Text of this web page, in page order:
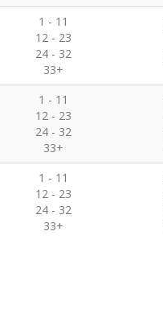
1 - 11
12 - 23
24 - 32
33+
1 - 11
12 - 23
24 - 32
33+
1 - 11
12 - 23
24 - 32
33+